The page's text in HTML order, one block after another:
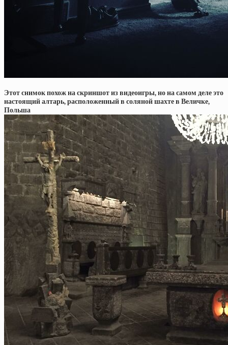
Этот снимок похож на скриншот из видеоигры, но на самом деле это
настоящий алтарь, расположенный в соляной шахте в Величке,
Польша